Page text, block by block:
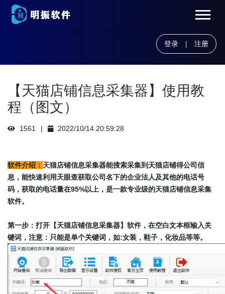
登录 | 注册
【天猫店铺信息采集器】使用教
程（图文）
1561 2022/10/14 20:59:28
软件介绍： 天猫店铺信息采集器能搜索采集到天猫店铺得公司信
息，能快速利用天眼查获取公司名下的企业法人及其他的电话号
码，获取的电话量在95%以上，是一款专业级的天猫店铺信息采集
软件。
第一步：打开【天猫店铺信息采集器】软件，在空白文本框输入关
键词，注意：只能是单个关键词，如:女装，鞋子，化妆品等等。